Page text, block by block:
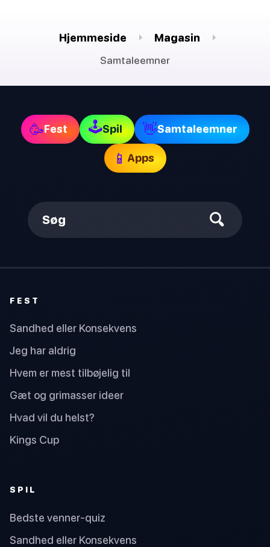
Hjemmeside
Magasin
Samtaleemner
🥳Fest 🕹Spil 👋Samtaleemner
📱 Apps
Søg
FEST
Sandhed eller Konsekvens
Jeg har aldrig
Hvem er mest tilbøjelig til
Gæt og grimasser ideer
Hvad vil du helst?
Kings Cup
SPIL
Bedste venner-quiz
Sandhed eller Konsekvens